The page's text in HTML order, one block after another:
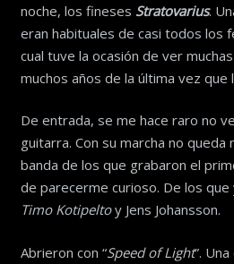
noche, los fineses Stratovarius.
eran habituales de casi todos los
cual tuve la ocasión de ver
muchos años de la última vez que
De entrada, se me hace raro no
guitarra. Con su marcha no queda
banda de los que grabaron el
de parecerme curioso. De los que
Timo Kotipeltoy Jens Johansson.
Abrieron con “Speed of Light”.